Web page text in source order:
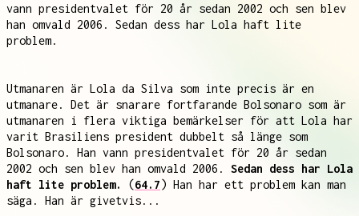
vann presidentvalet för 20 år sedan 2002 och sen blev
han omvald 2006. Sedan dess har Lola haft lite
problem.
Utmanaren är Lola da Silva som inte precis är en
utmanare. Det är snarare fortfarande Bolsonaro som är
utmanaren i flera viktiga bemärkelser för att Lola har
varit Brasiliens president dubbelt så länge som
Bolsonaro. Han vann presidentvalet för 20 år sedan
2002 och sen blev han omvald 2006. Sedan dess har Lola
haft lite problem.
(64.7) Han har ett problem kan man
säga. Han är givetvis...